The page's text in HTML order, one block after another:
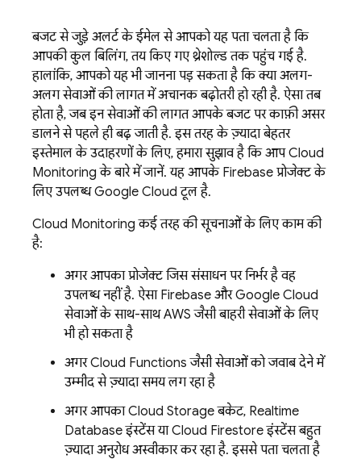
बजट से जुड़े अलर्ट के ईमेल से आपको यह पता चलता है कि
आपकी कुल बिलिंग, तय किए गए थ्रेशोल्ड तक पहुंच गई है.
हालांकि, आपको यह भी जानना पड़ सकता है कि क्या अलग-
अलग सेवाओं की लागत में अचानक बढ़ोतरी हो रही है. ऐसा तब
होता है, जब इन सेवाओं की लागत आपके बजट पर काफ़ी असर
डालने से पहले ही बढ़ जाती है. इस तरह के ज़्यादा बेहतर
इस्तेमाल के उदाहरणों के लिए, हमारा सुझाव है कि आपCloud
Monitoring के बारे में जानें. यह आपके Firebase प्रोजेक्ट के
लिए उपलब्धGoogle Cloud टूल है.
Cloud Monitoring कई तरह की सूचनाओं के लिए काम की
है:
अगर आपका प्रोजेक्ट जिस संसाधन पर निर्भर है वह
उपलब्ध नहीं है. ऐसा Firebase औरGoogle Cloud
सेवाओं के साथ-साथ AWS जैसी बाहरी सेवाओं के लिए
भी हो सकता है
अगरCloud Functions जैसी सेवाओं को जवाब देने में
उम्मीद से ज़्यादा समय लग रहा है
अगर आपकाCloud Storageबकेट, Realtime
Databaseइंस्टेंस याCloud Firestoreइंस्टेंस बहुत
ज़्यादा अनुरोध अस्वीकार कर रहा है. इससे पता चलता है